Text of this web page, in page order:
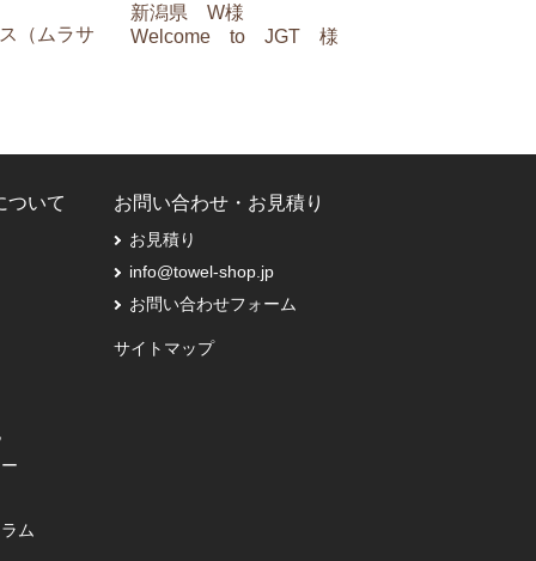
（ムラサ
新潟県 W様
Welcome to JGT 様
ついて
ム
お問い合わせ・お見積り
お見積り
info@towel-shop.jp
お問い合わせフォーム
サイトマップ